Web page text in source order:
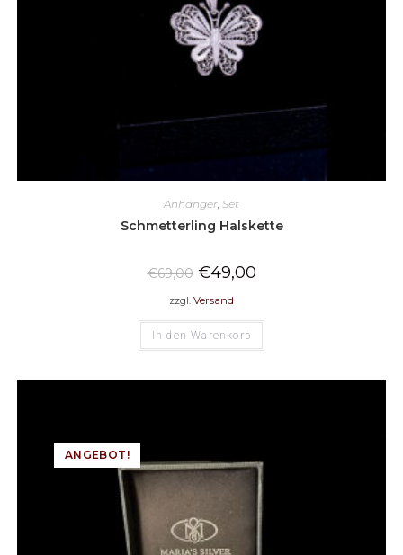
Anhänger Set
Schmetterling Halskette
€69,00 €49,00
zzgl. Versand
In den Warenkorb
ANGEBOT!